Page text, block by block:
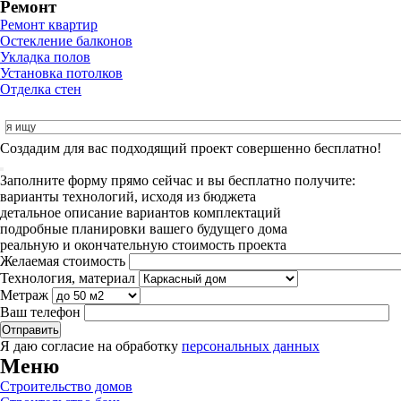
Ремонт
Ремонт квартир
Остекление балконов
Укладка полов
Установка потолков
Отделка стен
Cоздадим для вас подходящий проект совершенно бесплатно!
Заполните форму прямо сейчас и вы бесплатно получите:
варианты технологий, исходя из бюджета
детальное описание вариантов комплектаций
подробные планировки вашего будущего дома
реальную и окончательную стоимость проекта
Желаемая стоимость
Технология, материал
Метраж
Ваш телефон
Я даю согласие на обработку персональных данных
Меню
Строительство домов